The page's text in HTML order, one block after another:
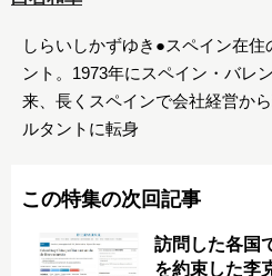
しらいしかずゆき●スペイン在住
ント。1973年にスペイン・バレ
来、長くスペインで会社経営か
ルタントに転身
この特集の次回記事
訪問した各国
を約束した李